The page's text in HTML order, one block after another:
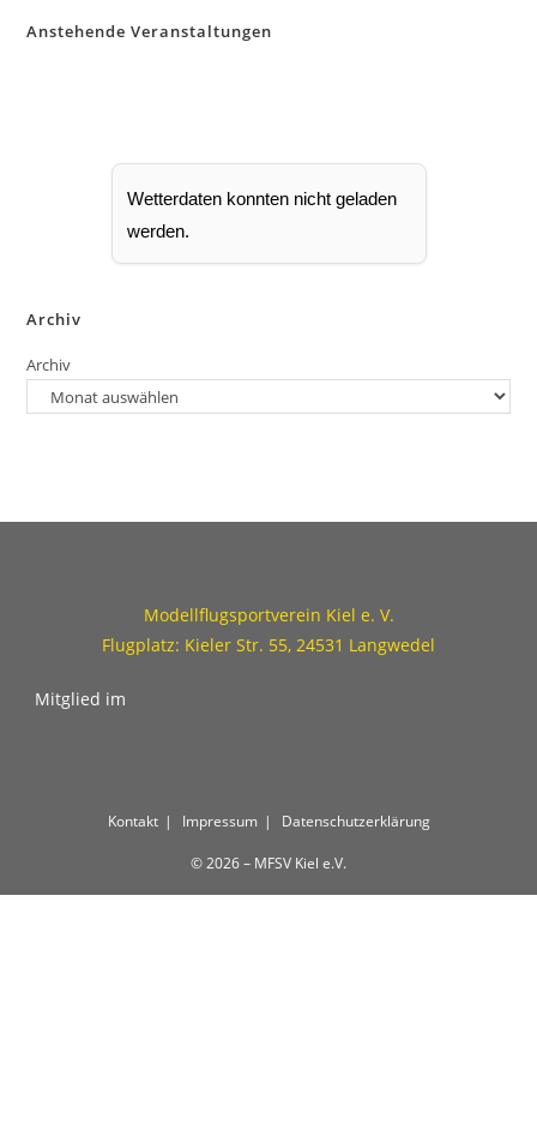
Anstehende Veranstaltungen
Wetterdaten konnten nicht geladen
werden.
Archiv
Archiv
Modellflugsportverein Kiel e. V.
Flugplatz: Kieler Str. 55, 24531 Langwedel
Mitglied im
Kontakt Impressum Datenschutzerklärung
© 2026 – MFSV Kiel e.V.